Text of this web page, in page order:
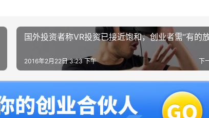
国外投资者称VR投资已接近饱和，创业者需“有的
下
2016年2月22日 3:23 下午